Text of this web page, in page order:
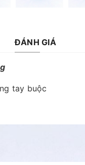
ĐÁNH GIÁ
tay buộc